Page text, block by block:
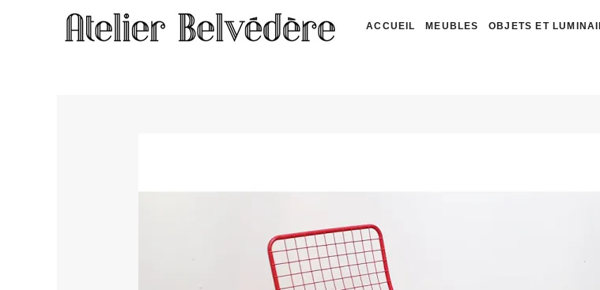
ACCUEIL MEUBLES OBJETS ET
Meubles / Fauteuil d’extérieur #851